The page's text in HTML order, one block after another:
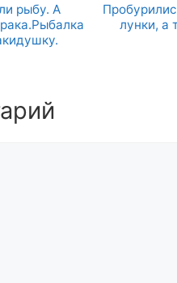
рыбу. А
лунки, а